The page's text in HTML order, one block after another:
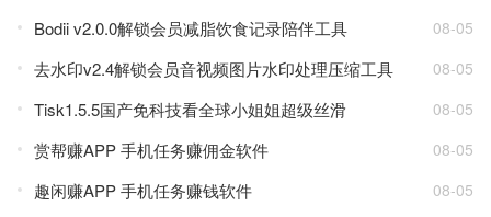
Bodii v2.0.0解锁会员减脂饮食记录陪伴工具 08-05
去水印v2.4解锁会员音视频图片水印处理压缩工具 08-05
Tisk1.5.5国产免科技看全球小姐姐超级丝滑 08-05
赏帮赚APP 手机任务赚佣金软件 08-05
趣闲赚APP 手机任务赚钱软件 08-05